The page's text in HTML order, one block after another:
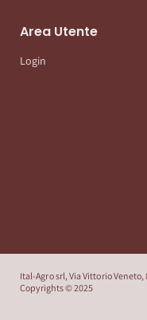
Area Utente
Login
Ital-Agro srl, Via Vittorio
Copyrights © 2025